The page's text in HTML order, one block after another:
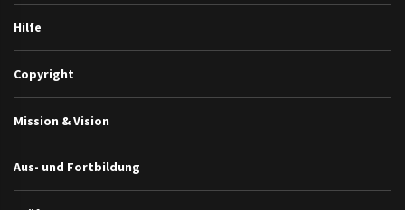
Hilfe
Copyright
Mission & Vision
Aus- und Fortbildung